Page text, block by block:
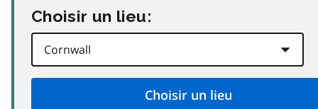
Choisir un lieu: